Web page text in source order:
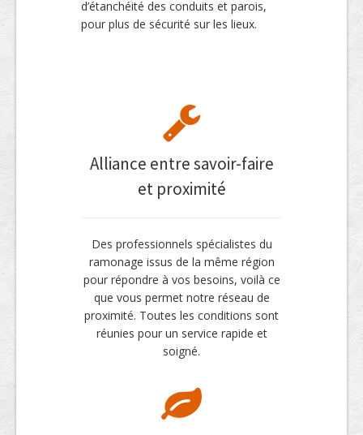
d’étanchéité des conduits et parois,
pour plus de sécurité sur les lieux.
Alliance entre savoir-faire
et proximité
Des professionnels spécialistes du
ramonage issus de la même région
pour répondre à vos besoins, voilà ce
que vous permet notre réseau de
proximité. Toutes les conditions sont
réunies pour un service rapide et
soigné.